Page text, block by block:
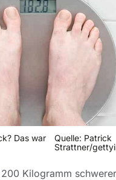
Das war
Quelle: Patrick
Strattner/
Kilogramm